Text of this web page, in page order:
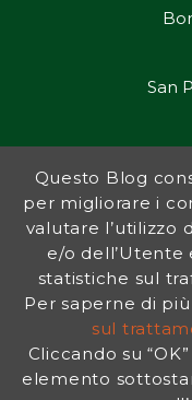
San
Inorto.org è dal 2011 il
fornisce preziosi
L’obiettivo di
base vegetale per
pianeta. In questo
per la
Questo Blog
per migliorare i
valutare l’utilizzo
e/o dell’Utente
statistiche sul
Per saperne di
sul
Cliccando su
elemento